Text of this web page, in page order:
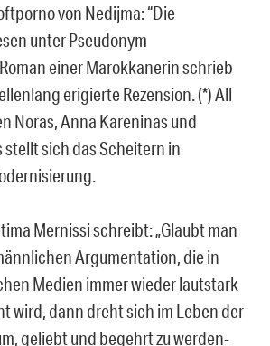
von Nedijma: “Die
unter Pseudonym
einer Marokkanerin schrieb
erigierte Rezension. (*) All
Noras, Anna Kareninas und
stellt sich das Scheitern in
Mernissi schreibt: „Glaubt man
Argumentation, die in
Medien immer wieder lautstark
wird, dann dreht sich im Leben der
geliebt und begehrt zu werden-